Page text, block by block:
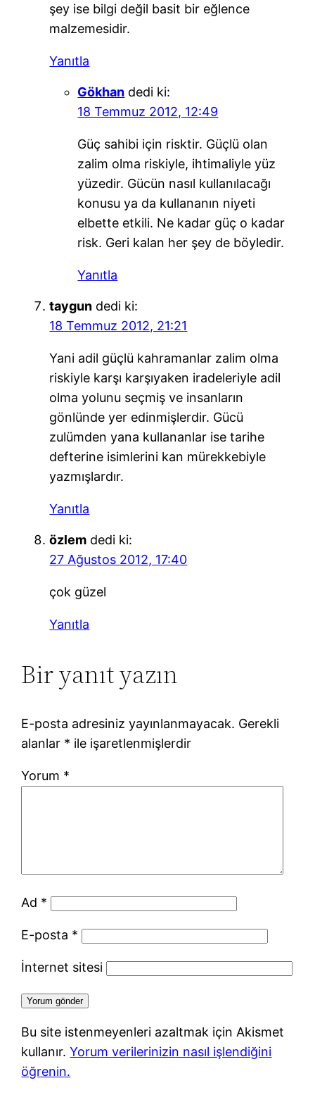
şey ise bilgi değil basit bir eğlence
malzemesidir.
Yanıtla
Gökhan dedi ki:
18 Temmuz 2012, 12:49
Güç sahibi için risktir. Güçlü olan
zalim olma riskiyle, ihtimaliyle yüz
yüzedir. Gücün nasıl kullanılacağı
konusu ya da kullananın niyeti
elbette etkili. Ne kadar güç o kadar
risk. Geri kalan her şey de böyledir.
Yanıtla
taygun dedi ki:
18 Temmuz 2012, 21:21
Yani adil güçlü kahramanlar zalim olma
riskiyle karşı karşıyaken iradeleriyle adil
olma yolunu seçmiş ve insanların
gönlünde yer edinmişlerdir. Gücü
zulümden yana kullananlar ise tarihe
defterine isimlerini kan mürekkebiyle
yazmışlardır.
Yanıtla
özlem dedi ki:
27 Ağustos 2012, 17:40
çok güzel
Yanıtla
Bir yanıt yazın
E-posta adresiniz yayınlanmayacak. Gerekli
alanlar * ile işaretlenmişlerdir
Yorum *
Ad *
E-posta *
İnternet sitesi
Bu site istenmeyenleri azaltmak için Akismet
kullanır.Yorum verilerinizin nasıl işlendiğini
öğrenin.